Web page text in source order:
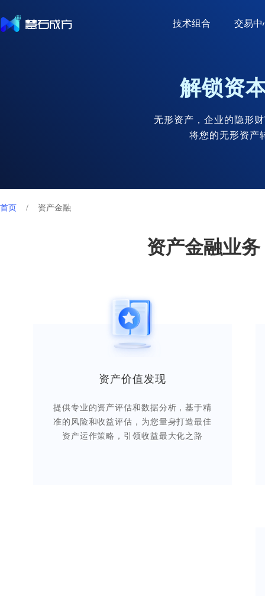
技术组合 交易中
解锁资
无形资产，企业的隐形
将您的无形资产
首页 / 资产金融
资产金融业
资产价值发现
提供专业的资产评估和数据分析，基于精
准的风险和收益评估，为您量身打造最佳
资产运作策略，引领收益最大化之路